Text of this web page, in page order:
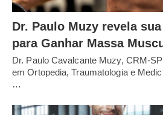
Dr. Paulo Muzy revela
para Ganhar Massa
Dr. Paulo Cavalcante Muzy,
em Ortopedia, Traumatologia e
…